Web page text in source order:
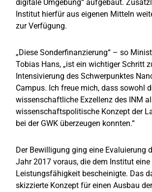
digitale Umgebung“ aufgebaut.
Institut hierfür aus eigenen Mitteln
zur Verfügung.
„Diese Sonderfinanzierung“ – so
Tobias Hans, „ist ein wichtiger Schritt
Intensivierung des Schwerpunktes
Campus. Ich freue mich, dass sowohl
wissenschaftliche Exzellenz des INM
wissenschaftspolitische Konzept der
bei der GWK überzeugen konnten.“
Der Bewilligung ging eine Evaluierung
Jahr 2017 voraus, die dem Institut eine
Leistungsfähigkeit bescheinigte. Das
skizzierte Konzept für einen Ausbau